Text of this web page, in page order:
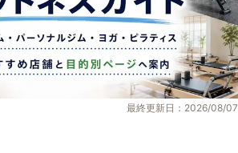
最終更新日：2026/08/07